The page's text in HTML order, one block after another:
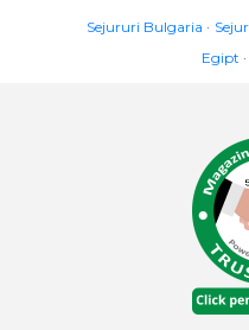
Sejururi Bulgaria
Egipt